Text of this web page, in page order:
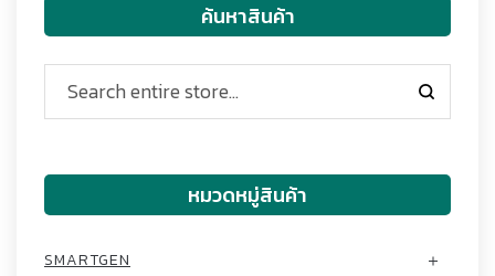
ค้นหาสินค้า
หมวดหมู่สินค้า
SMARTGEN